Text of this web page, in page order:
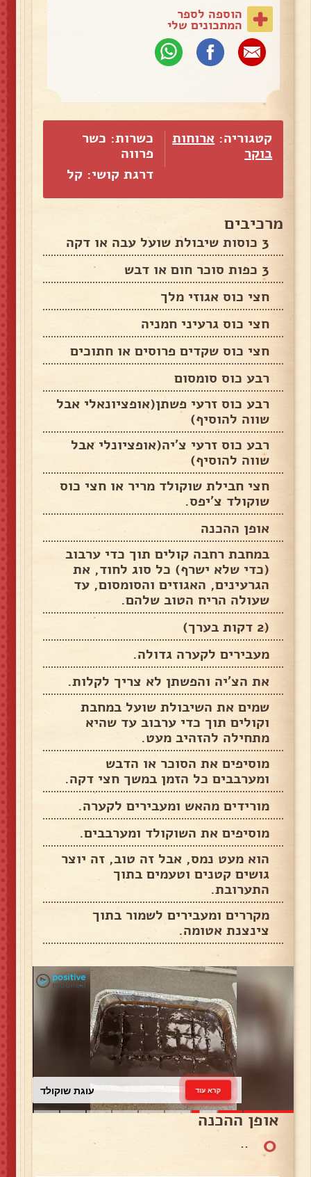
הוספה לספר
המתכונים שלי
קטגוריה: ארוחות
בוקר
כשרות: כשר
פרווה
דרגת קושי: קל
מרכיבים
3 כוסות שיבולת שועל עבה או דקה
3 כפות סוכר חום או דבש
חצי כוס אגוזי מלך
חצי כוס גרעיני חמניה
חצי כוס שקדים פרוסים או חתוכים
רבע כוס סומסום
רבע כוס זרעי פשתן(אופציונאלי אבל
שווה להוסיף)
רבע כוס זרעי צ'יה(אופציונלי אבל
שווה להוסיף)
חצי חבילת שוקולד מריר או חצי כוס
שוקולד צ'יפס.
אופן ההכנה
במחבת רחבה קולים תוך כדי ערבוב
(כדי שלא ישרף) כל סוג לחוד, את
הגרעינים, האגוזים והסומסום, עד
שעולה הריח הטוב שלהם.
(2 דקות בערך)
מעבירים לקערה גדולה.
את הצ'יה והפשתן לא צריך לקלות.
שמים את השיבולת שועל במחבת
וקולים תוך כדי ערבוב עד שהיא
מתחילה להזהיב מעט.
מוסיפים את הסוכר או הדבש
ומערבבים כל הזמן במשך חצי דקה.
מורידים מהאש ומעבירים לקערה.
מוסיפים את השוקולד ומערבבים.
הוא מעט נמס, אבל זה טוב, זה יוצר
גושים קטנים וטעמים בתוך
התערובת.
מקררים ומעבירים לשמור בתוך
צינצנת אטומה.
עוגת שוקולד קרא עוד
אופן ההכנה
0
..